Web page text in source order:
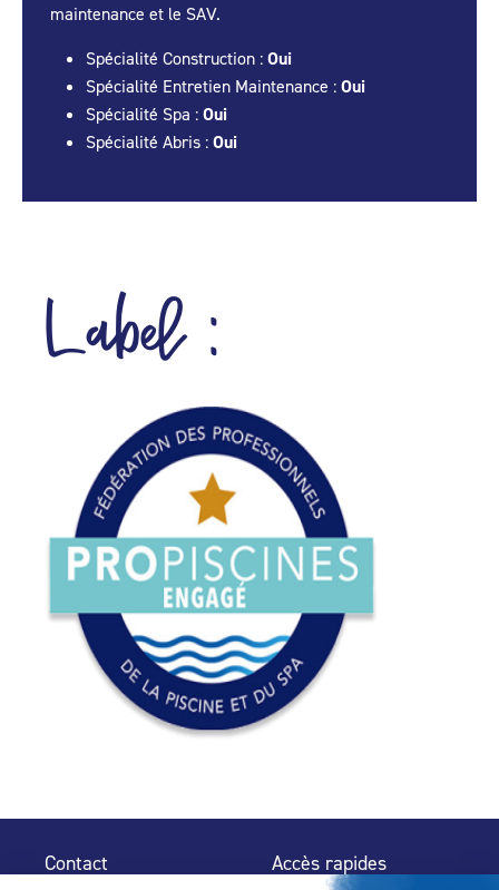
maintenance et le SAV.
Spécialité Construction : Oui
Spécialité Entretien Maintenance : Oui
Spécialité Spa : Oui
Spécialité Abris : Oui
Label :
Contact Accès rapides